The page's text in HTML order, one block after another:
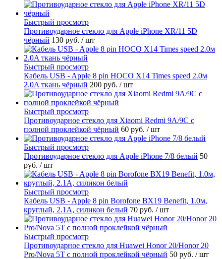
Быстрый просмотр
Противоударное стекло для Apple iPhone XR/11 5D
чёрный 130 руб. / шт
Быстрый просмотр
Кабель USB - Apple 8 pin HOCO X14 Times speed 2.0м
2.0A ткань чёрный 200 руб. / шт
Быстрый просмотр
Противоударное стекло для Xiaomi Redmi 9A/9C с
полной проклейкой чёрный 60 руб. / шт
Быстрый просмотр
Противоударное стекло для Apple iPhone 7/8 белый 50
руб. / шт
Быстрый просмотр
Кабель USB - Apple 8 pin Borofone BX19 Benefit, 1.0м,
круглый, 2.1A, силикон белый 70 руб. / шт
Быстрый просмотр
Противоударное стекло для Huawei Honor 20/Honor 20
Pro/Nova 5T с полной проклейкой чёрный 50 руб. / шт